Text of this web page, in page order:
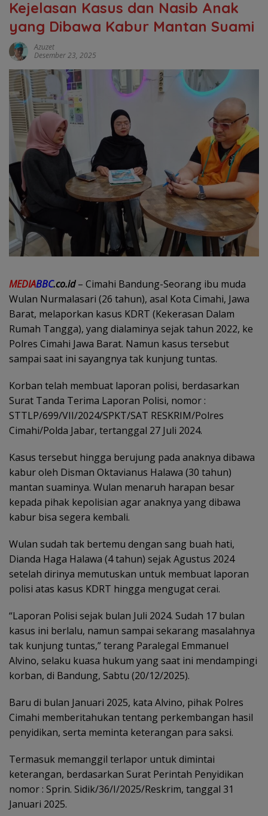
Kejelasan Kasus dan Nasib Anak
yang Dibawa Kabur Mantan Suami
Azuzet
Desember 23, 2025
MEDIABBC.co.id– Cimahi Bandung-Seorang ibu muda
Wulan Nurmalasari (26 tahun), asal Kota Cimahi, Jawa
Barat, melaporkan kasus KDRT (Kekerasan Dalam
Rumah Tangga), yang dialaminya sejak tahun 2022, ke
Polres Cimahi Jawa Barat. Namun kasus tersebut
sampai saat ini sayangnya tak kunjung tuntas.
Korban telah membuat laporan polisi, berdasarkan
Surat Tanda Terima Laporan Polisi, nomor :
STTLP/699/VII/2024/SPKT/SAT RESKRIM/Polres
Cimahi/Polda Jabar, tertanggal 27 Juli 2024.
Kasus tersebut hingga berujung pada anaknya dibawa
kabur oleh Disman Oktavianus Halawa (30 tahun)
mantan suaminya. Wulan menaruh harapan besar
kepada pihak kepolisian agar anaknya yang dibawa
kabur bisa segera kembali.
Wulan sudah tak bertemu dengan sang buah hati,
Dianda Haga Halawa (4 tahun) sejak Agustus 2024
setelah dirinya memutuskan untuk membuat laporan
polisi atas kasus KDRT hingga mengugat cerai.
“Laporan Polisi sejak bulan Juli 2024. Sudah 17 bulan
kasus ini berlalu, namun sampai sekarang masalahnya
tak kunjung tuntas,” terang Paralegal Emmanuel
Alvino, selaku kuasa hukum yang saat ini mendampingi
korban, di Bandung, Sabtu (20/12/2025).
Baru di bulan Januari 2025, kata Alvino, pihak Polres
Cimahi memberitahukan tentang perkembangan hasil
penyidikan, serta meminta keterangan para saksi.
Termasuk memanggil terlapor untuk dimintai
keterangan, berdasarkan Surat Perintah Penyidikan
nomor : Sprin. Sidik/36/I/2025/Reskrim, tanggal 31
Januari 2025.